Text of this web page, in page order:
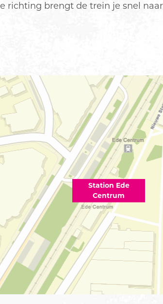
richting brengt de trein je snel
Station Ede
Centrum